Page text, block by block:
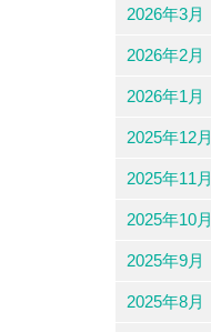
2026年3月
2026年2月
2026年1月
2025年12月
2025年11月
2025年10月
2025年9月
2025年8月